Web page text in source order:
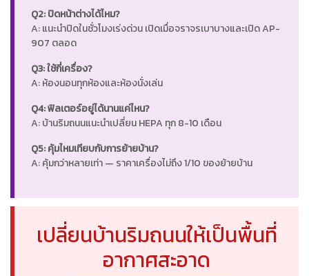
Q2: ปิดหน้าต่างได้ไหม?
A: แนะนำปิดในชั่วโมงเร่งด่วน เปิดเมื่อจราจรเบาบางและเปิด AP-
907 ตลอด
Q3: ใช้กี่เครื่อง?
A: ห้องนอนทุกห้องและห้องนั่งเล่น
Q4: ฟิลเตอร์อยู่ได้นานแค่ไหน?
A: บ้านริมถนนแนะนำเปลี่ยน HEPA ทุก 8-10 เดือน
Q5: คุ้มไหมเทียบกับการย้ายบ้าน?
A: คุ้มกว่าหลายเท่า — ราคาเครื่องไม่ถึง 1/10 ของย้ายบ้าน
เปลี่ยนบ้านริมถนนให้เป็นพื้นที่
อากาศสะอาด